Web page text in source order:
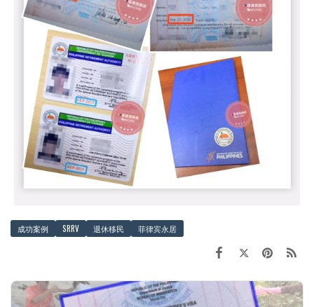
成功案例 SRRV 退休移民 菲律宾永居